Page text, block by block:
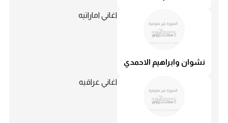
نشوان وابراهيم الاحمدي
اغاني اماراتيه
اغاني عراقيه